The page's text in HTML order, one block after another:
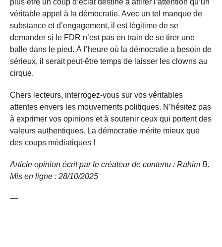
plus être un coup d’éclat destiné à attirer l’attention qu’un
véritable appel à la démocratie. Avec un tel manque de
substance et d’engagement, il est légitime de se
demander si le FDR n’est pas en train de se tirer une
balle dans le pied. À l’heure où la démocratie a besoin de
sérieux, il serait peut-être temps de laisser les clowns au
cirque.
Chers lecteurs, interrogez-vous sur vos véritables
attentes envers les mouvements politiques. N’hésitez pas
à exprimer vos opinions et à soutenir ceux qui portent des
valeurs authentiques. La démocratie mérite mieux que
des coups médiatiques !
Article opinion écrit par le créateur de contenu : Rahim B.
Mis en ligne : 28/10/2025
—